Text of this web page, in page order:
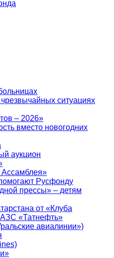
ситуациях
– 2026»
вместо новогодних
аукцион
Ассамблея»
Русфонду
прессы» – детям
от «Клуба
«Татнефть»
авиалинии»)